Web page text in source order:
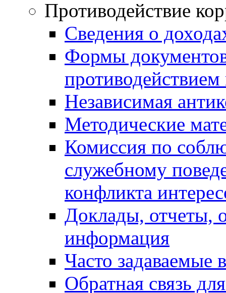
Противодействие
Сведения о
Формы
Независимая
Методические
Комиссия по
служебному
конфликта
Доклады, отчеты,
информация
Часто задаваемые
Обратная связь